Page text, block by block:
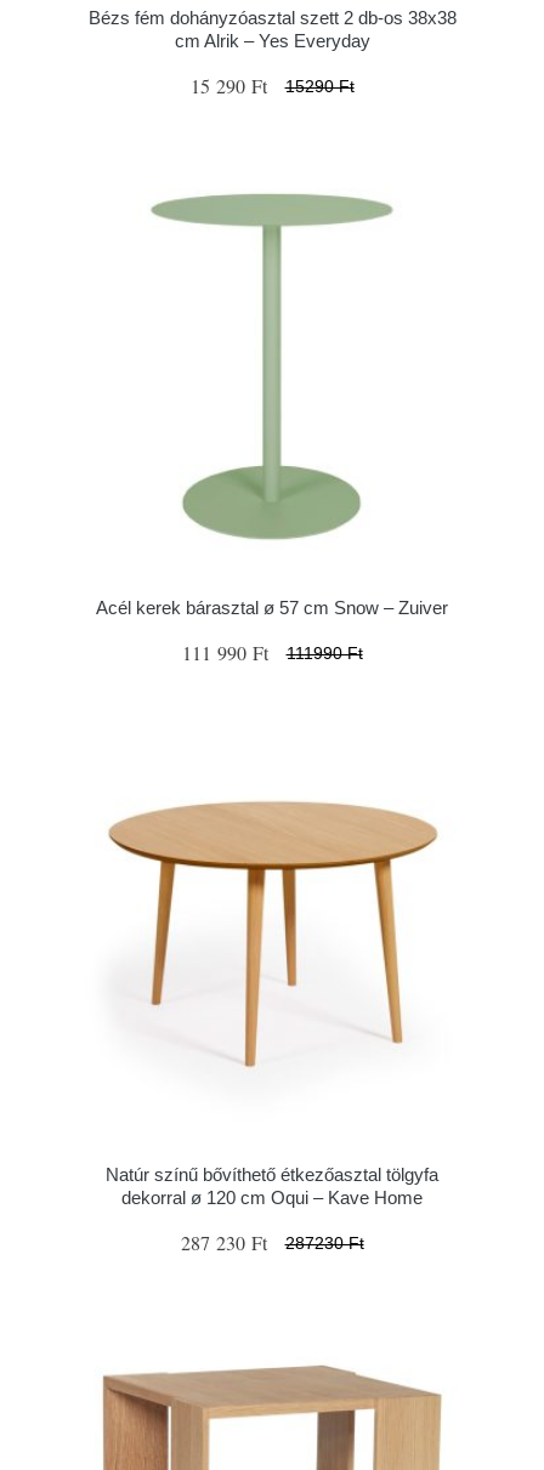
Bézs fém dohányzóasztal szett 2 db-os 38x38
cm Alrik – Yes Everyday
15 290 Ft 15290 Ft
Acél kerek bárasztal ø 57 cm Snow – Zuiver
111 990 Ft 111990 Ft
Natúr színű bővíthető étkezőasztal tölgyfa
dekorral ø 120 cm Oqui – Kave Home
287 230 Ft 287230 Ft